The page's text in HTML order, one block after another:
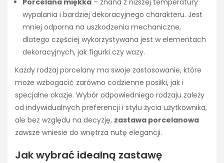
Porcelana miękka – znana z niższej temperatury
wypalania i bardziej dekoracyjnego charakteru. Jest
mniej odporna na uszkodzenia mechaniczne,
dlatego częściej wykorzystywana jest w elementach
dekoracyjnych, jak figurki czy wazy.
Każdy rodzaj porcelany ma swoje zastosowanie, które
może wzbogacić zarówno codzienne posiłki, jak i
specjalne okazje. Wybór odpowiedniego rodzaju zależy
od indywidualnych preferencji i stylu życia użytkownika,
ale bez względu na decyzję, zastawa porcelanowa
zawsze wniesie do wnętrza nutę elegancji.
Jak wybrać idealną zastawę